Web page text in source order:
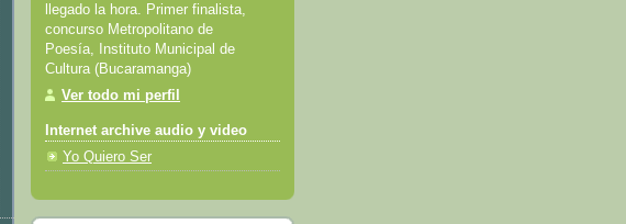
llegado la hora. Primer finalista,
concurso Metropolitano de
Poesía, Instituto Municipal de
Cultura (Bucaramanga)
Ver todo mi perfil
Internet archive audio y video
Yo Quiero Ser